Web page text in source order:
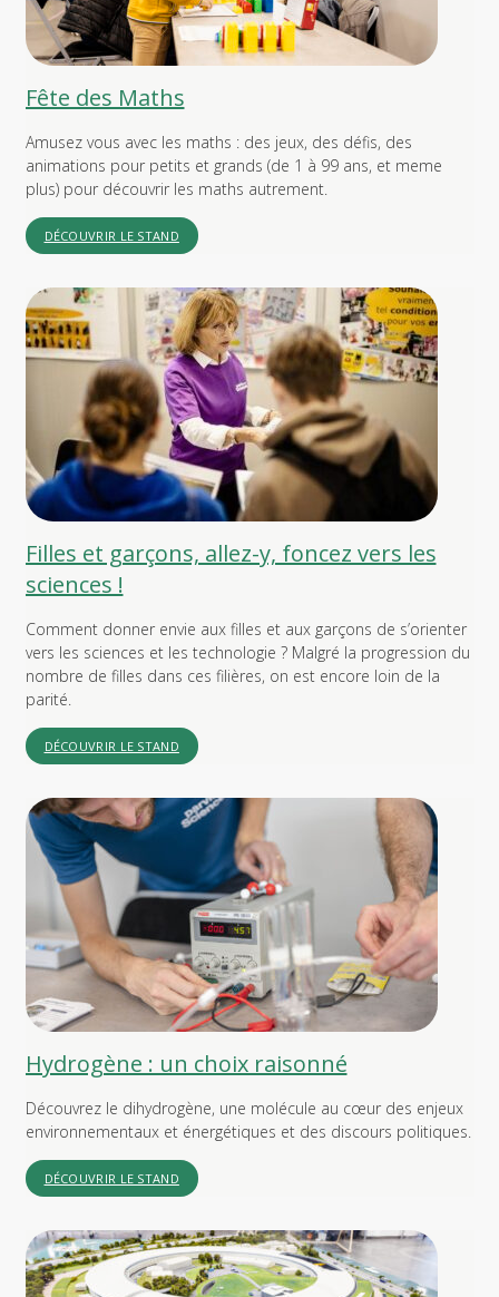
Fête des Maths
Amusez vous avec les maths : des jeux, des défis, des
animations pour petits et grands (de 1 à 99 ans, et meme
plus) pour découvrir les maths autrement.
DÉCOUVRIR LE STAND
Filles et garçons, allez-y, foncez vers les
sciences !
Comment donner envie aux filles et aux garçons de s’orienter
vers les sciences et les technologie ? Malgré la progression du
nombre de filles dans ces filières, on est encore loin de la
parité.
DÉCOUVRIR LE STAND
Hydrogène : un choix raisonné
Découvrez le dihydrogène, une molécule au cœur des enjeux
environnementaux et énergétiques et des discours politiques.
DÉCOUVRIR LE STAND